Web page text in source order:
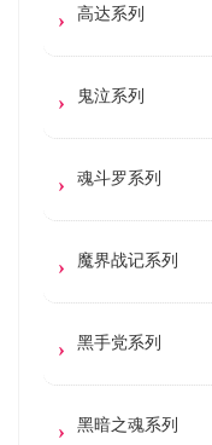
高达系列
鬼泣系列
魂斗罗系列
魔界战记系列
黑手党系列
黑暗之魂系列